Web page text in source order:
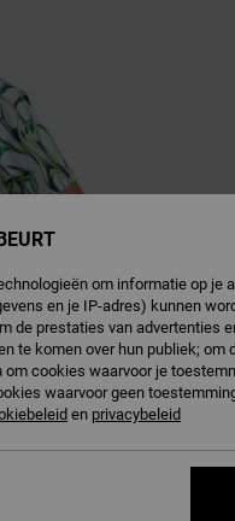
om informatie op je
en je IP-adres) kunnen
de prestaties van advertenties
te komen over hun publiek; om
cookies waarvoor je
waarvoor geen
en privacybeleid